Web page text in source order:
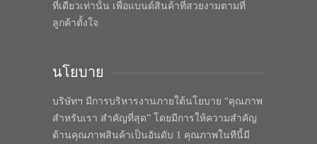
ที่เดียวเท่านั้น เพื่อแบนด์สินค้าที่สวยงามตามที่
ลูกค้าตั้งใจ
นโยบาย
บริษัทฯ มีการบริหารงานภายใต้นโยบาย “คุณภาพ
สำหรับเรา สำคัญที่สุด” โดยมีการให้ความสำคัญ
ด้านคุณภาพสินค้าเป็นอันดับ 1 คุณภาพในทีนี้มี